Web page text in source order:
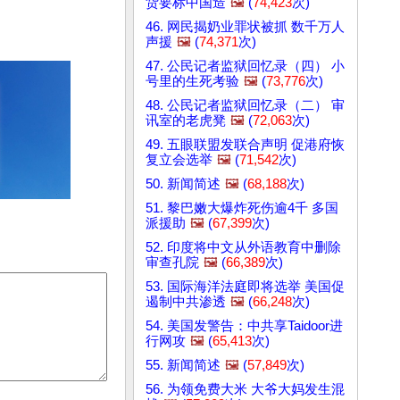
46. 网民揭奶业罪状被抓 数千万人
声援 🖼️ (74,371次)
47. 公民记者监狱回忆录（四） 小
号里的生死考验 🖼️ (73,776次)
48. 公民记者监狱回忆录（二） 审
讯室的老虎凳 🖼️ (72,063次)
49. 五眼联盟发联合声明 促港府恢
复立会选举 🖼️ (71,542次)
50. 新闻简述 🖼️ (68,188次)
51. 黎巴嫩大爆炸死伤逾4千 多国
派援助 🖼️ (67,399次)
52. 印度将中文从外语教育中删除
审查孔院 🖼️ (66,389次)
53. 国际海洋法庭即将选举 美国促
遏制中共渗透 🖼️ (66,248次)
54. 美国发警告：中共享Taidoor进
行网攻 🖼️ (65,413次)
55. 新闻简述 🖼️ (57,849次)
56. 为领免费大米 大爷大妈发生混